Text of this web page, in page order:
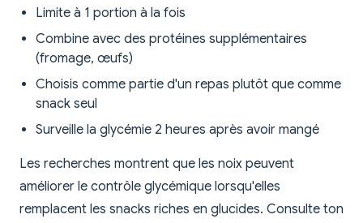
Limite à 1 portion à la fois
Combine avec des protéines supplémentaires
(fromage, œufs)
Choisis comme partie d'un repas plutôt que comme
snack seul
Surveille la glycémie 2 heures après avoir mangé
Les recherches montrent que les noix peuvent
améliorer le contrôle glycémique lorsqu'elles
remplacent les snacks riches en glucides. Consulte ton